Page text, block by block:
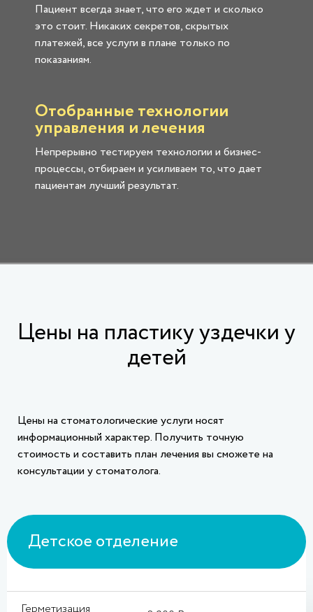
Пациент всегда знает, что его ждет и сколько
это стоит. Никаких секретов, скрытых
платежей, все услуги в плане только по
показаниям.
Отобранные технологии
управления и лечения
Непрерывно тестируем технологии и бизнес-
процессы, отбираем и усиливаем то, что дает
пациентам лучший результат.
Цены на пластику уздечки у
детей
Цены на стоматологические услуги носят
информационный характер. Получить точную
стоимость и составить план лечения вы сможете на
консультации у стоматолога.
Детское отделение
Герметизация